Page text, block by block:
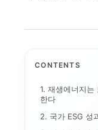
CONTENTS
1. 재생에너지
한다
2. 국가 ESG 성